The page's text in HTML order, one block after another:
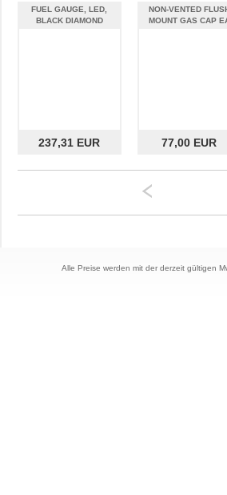
FUEL GAUGE, LED,
BLACK DIAMOND
237,31 EUR
NON-VENTED
MOUNT GAS CAP
77,00 EUR
Alle Preise werden mit der derzeit gültigen